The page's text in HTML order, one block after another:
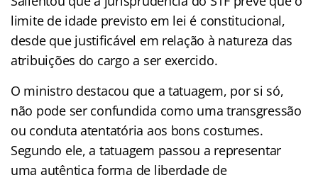
limite de idade previsto em lei é constitucional,
desde que justificável em relação à natureza das
atribuições do cargo a ser exercido.
O ministro destacou que a tatuagem, por si só,
não pode ser confundida como uma transgressão
ou conduta atentatória aos bons costumes.
Segundo ele, a tatuagem passou a representar
uma autêntica forma de liberdade de